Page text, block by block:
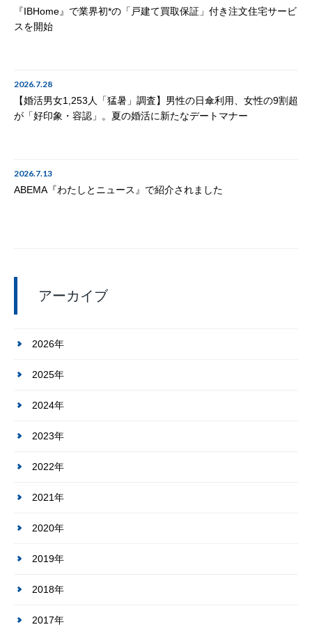
『IBHome』で業界初*の「戸建て買取保証」付き注文住宅サービ
スを開始
2026.7.28
【婚活男女1,253人「猛暑」調査】男性の日傘利用、女性の9割超
が「好印象・容認」。夏の婚活に新たなデートマナー
2026.7.13
ABEMA『わたしとニュース』で紹介されました
アーカイブ
2026年
2025年
2024年
2023年
2022年
2021年
2020年
2019年
2018年
2017年